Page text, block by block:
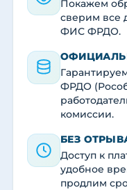
Покажем
сверим все
ФИС ФРДО.
ФРДО
комиссии.
БЕЗ
Доступ к
удобное
продлим